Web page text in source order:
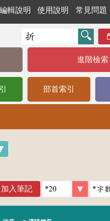
編輯說明 使用說明 常見問題
進階檢索
部首索引
加入筆記